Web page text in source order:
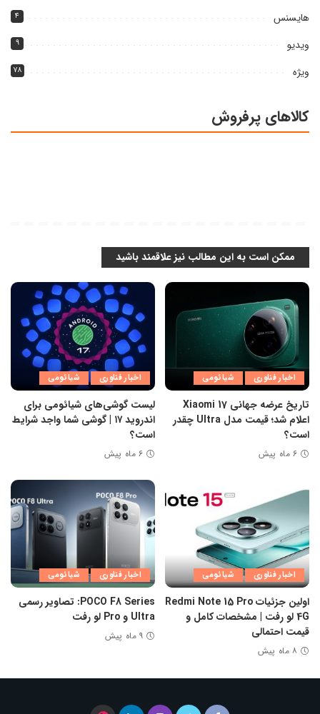
هایسنس ۴
ویدیو ۹
ویژه ۷۸
کالاهای پرفروش
ممکن است به این مطالب نیز علاقمند باشید
اخبار فناوری شیائومی
تاریخ عرضه جهانی Xiaomi 17
اعلام شد؛ قیمت مدل Ultra چقدر
است؟
۶ ماه پیش
اخبار فناوری شیائومی
لیست گوشی‌های شیائومی برای
اندروید ۱۷ | گوشی شما واجد شرایط
است؟
۶ ماه پیش
اخبار فناوری شیائومی
اولین جزئیات Redmi Note 15 Pro
4G لو رفت | مشخصات کامل و
قیمت احتمالی
۸ ماه پیش
اخبار فناوری شیائومی
POCO F8 Series: تصاویر رسمی
Ultra و Pro لو رفت
۹ ماه پیش